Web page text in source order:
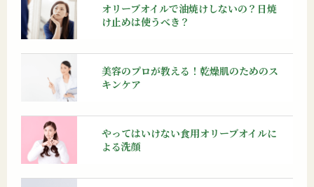
オリーブオイルで油焼けしないの？日焼
け止めは使うべき？
美容のプロが教える！乾燥肌のためのス
キンケア
やってはいけない食用オリーブオイルに
よる洗顔